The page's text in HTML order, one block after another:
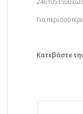
Για
Κατεβάστε